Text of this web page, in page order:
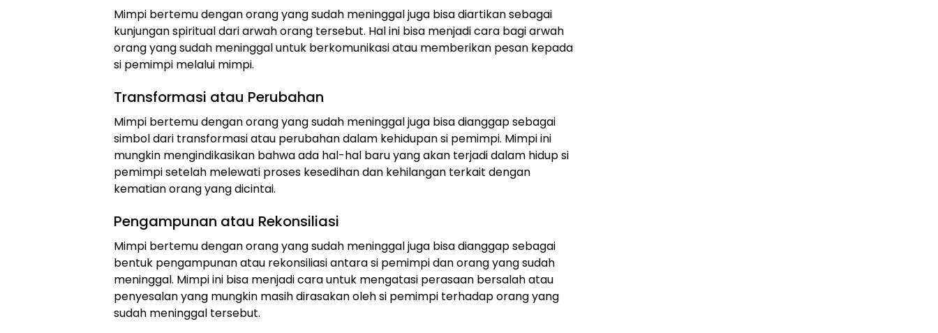
Mimpi bertemu dengan orang yang sudah meninggal juga bisa diartikan sebagai
kunjungan spiritual dari arwah orang tersebut. Hal ini bisa menjadi cara bagi arwah
orang yang sudah meninggal untuk berkomunikasi atau memberikan pesan kepada
si pemimpi melalui mimpi.
Transformasi atau Perubahan
Mimpi bertemu dengan orang yang sudah meninggal juga bisa dianggap sebagai
simbol dari transformasi atau perubahan dalam kehidupan si pemimpi. Mimpi ini
mungkin mengindikasikan bahwa ada hal-hal baru yang akan terjadi dalam hidup si
pemimpi setelah melewati proses kesedihan dan kehilangan terkait dengan
kematian orang yang dicintai.
Pengampunan atau Rekonsiliasi
Mimpi bertemu dengan orang yang sudah meninggal juga bisa dianggap sebagai
bentuk pengampunan atau rekonsiliasi antara si pemimpi dan orang yang sudah
meninggal. Mimpi ini bisa menjadi cara untuk mengatasi perasaan bersalah atau
penyesalan yang mungkin masih dirasakan oleh si pemimpi terhadap orang yang
sudah meninggal tersebut.